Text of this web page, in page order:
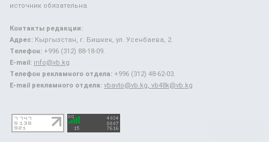
источник обязательна.
Контакты редакции:
Адрес: Кыргызстан, г. Бишкек, ул. Усенбаева, 2.
Телефон: +996 (312) 88-18-09.
E-mail: info@vb.kg
Телефон рекламного отдела: +996 (312) 48-62-03.
E-mail рекламного отдела: vbavto@vb.kg, vb48k@vb.kg